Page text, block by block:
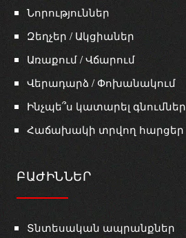
Նորություններ
Զեղչեր / Ակցիաներ
Առաքում / Վճարում
Վերադարձ / Փոխանակում
Ինչպե՞ս կատարել գնումներ
Հաճախակի տրվող հարցեր
ԲԱԺԻՆՆԵՐ
Տնտեսական ապրանքներ